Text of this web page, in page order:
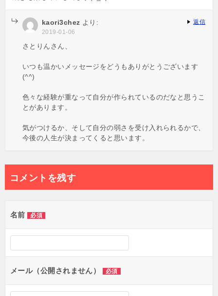
kaori3chez より:
2019-01-06
さとりんさん、
いつも温かいメッセージをどうもありがとうございます
(^^)
色々な経験が重なって自分が作られているのだなと思うこ
とがあります。
気がつけるか、そして自分の弱さを受け入れられるかで、
今後の人生が決まってくると思います。
返信
コメントを残す
名前 必須
メール（公開されません） 必須